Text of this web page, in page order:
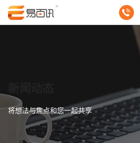
将想法与焦点和您一起共享